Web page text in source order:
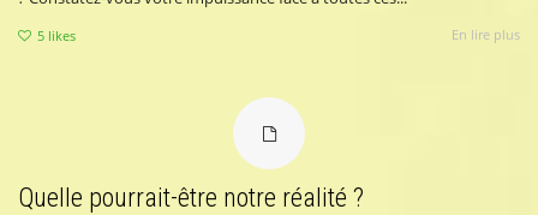
5 likes En lire plus
Quelle pourrait-être notre réalité ?